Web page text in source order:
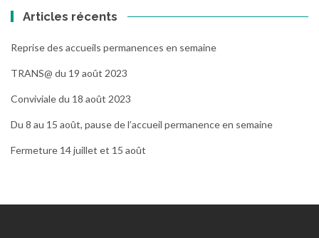
Articles récents
Reprise des accueils permanences en semaine
TRANS@ du 19 août 2023
Conviviale du 18 août 2023
Du 8 au 15 août, pause de l’accueil permanence en semaine
Fermeture 14 juillet et 15 août